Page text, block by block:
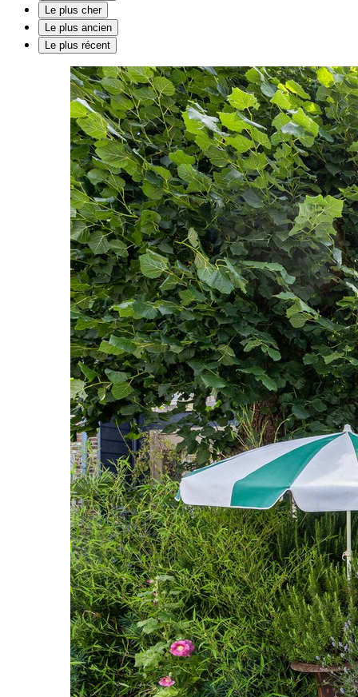
Le plus cher
Le plus ancien
Le plus récent